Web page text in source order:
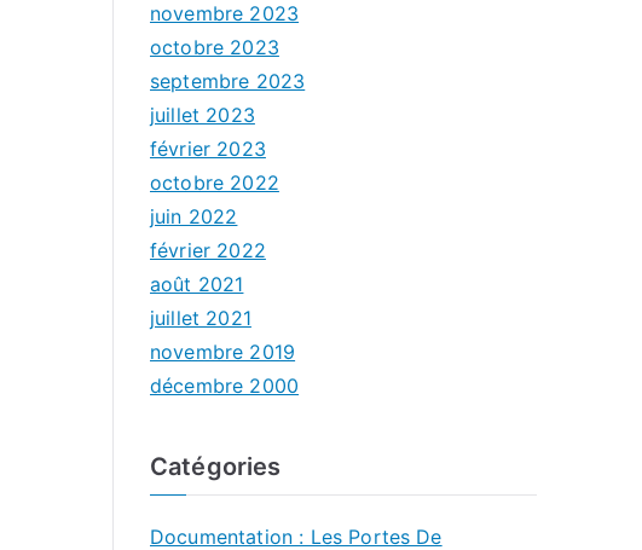
novembre 2023
octobre 2023
septembre 2023
juillet 2023
février 2023
octobre 2022
juin 2022
février 2022
août 2021
juillet 2021
novembre 2019
décembre 2000
Catégories
Documentation : Les Portes De